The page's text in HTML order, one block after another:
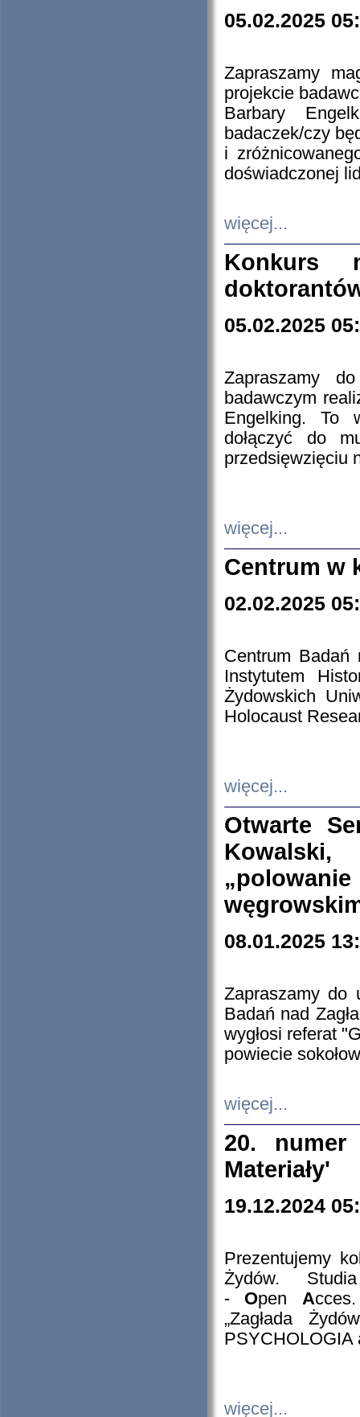
05.02.2025
Zapraszamy
projekcie
Barbary
badaczek/czy
i
doświadczonej
więcej...
Konkurs
05.02.2025
Zapraszamy
badawczym
Engelking. To
dołączyć do
przedsięwzięciu
więcej...
Centrum w
02.02.2025
Centrum Badań
Instytutem
Żydowskich
Holocaust
więcej...
Otwarte
08.01.2025
Zapraszamy do
Badań nad
wygłosi referat
powiecie
więcej...
20. numer
Materiały'
19.12.2024
Prezentujemy
Żydów.
- Open A
„Zagłada
PSYCHOLOGIA
więcej...